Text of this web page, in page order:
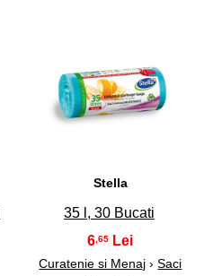
6
Stella
35 l, 30 Bucati
6 ,65
Curatenie si Menaj ›Saci